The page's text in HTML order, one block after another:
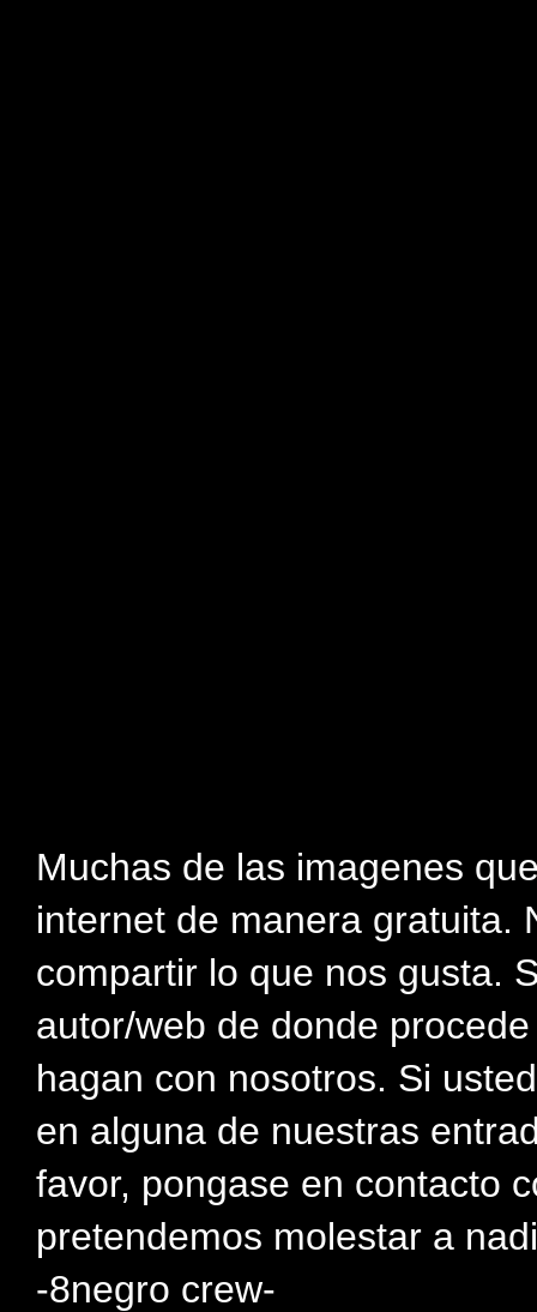
Muchas de las imagenes
internet de manera gratuita.
compartir lo que nos gusta.
autor/web de donde
hagan con nosotros. Si
en alguna de nuestras
favor, pongase en contacto
pretendemos molestar a
-8negro crew-